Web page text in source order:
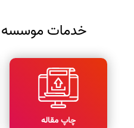
خدمات موسسه
چاپ مقاله